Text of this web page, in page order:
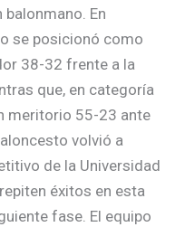
En
se posicionó como
38-32 frente a la
que, en categoría
meritorio 55-23 ante
volvió a
de la Universidad
éxitos en esta
fase. El equipo